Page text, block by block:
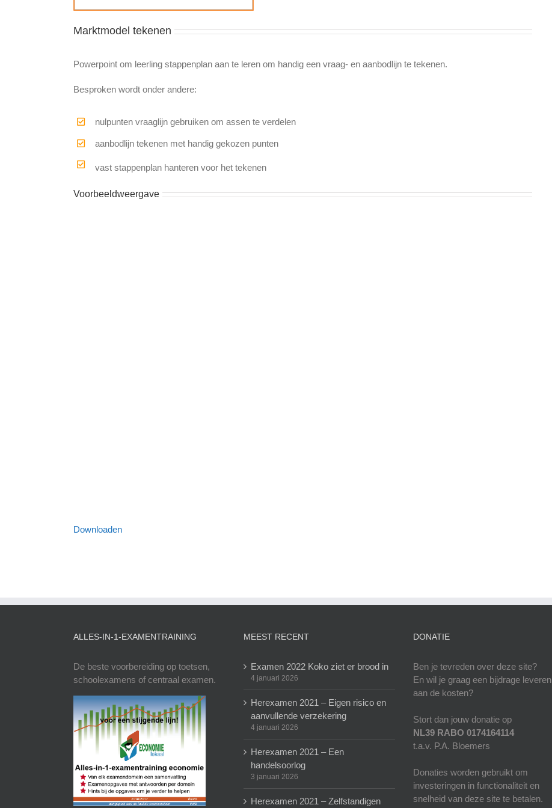
Marktmodel tekenen
Powerpoint om leerling stappenplan aan te leren om handig een vraag- en aanbodlijn te tekenen.
Besproken wordt onder andere:
nulpunten vraaglijn gebruiken om assen te verdelen
aanbodlijn tekenen met handig gekozen punten
vast stappenplan hanteren voor het tekenen
Voorbeeldweergave
Downloaden
ALLES-IN-1-EXAMENTRAINING
De beste voorbereiding op toetsen,
schoolexamens of centraal examen.
MEEST RECENT
Examen 2022 Koko ziet er brood in
4 januari 2026
Herexamen 2021 – Eigen risico en
aanvullende verzekering
4 januari 2026
Herexamen 2021 – Een
handelsoorlog
3 januari 2026
Herexamen 2021 – Zelfstandigen
DONATIE
Ben je tevreden over deze site?
En wil je graag een bijdrage leveren
aan de kosten?
Stort dan jouw donatie op
NL39 RABO 0174164114
t.a.v. P.A. Bloemers
Donaties worden gebruikt om
investeringen in functionaliteit en
snelheid van deze site te betalen.